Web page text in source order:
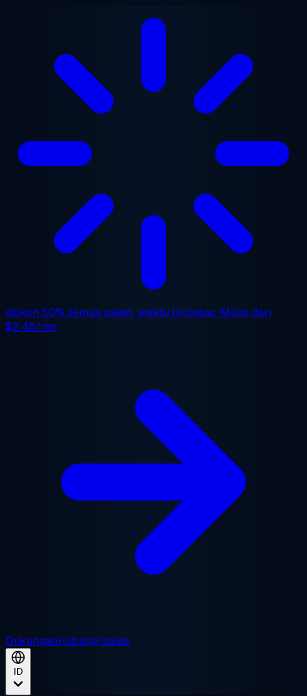
diskon 50% semua paket, waktu terbatas. Mulai dari
$2.48/mo
DukunganHubungi sales
ID